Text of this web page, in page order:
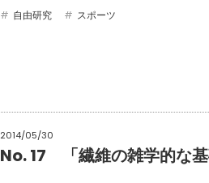
自由研究 スポーツ
2014/05/30
No. 17 「繊維の雑学的な基